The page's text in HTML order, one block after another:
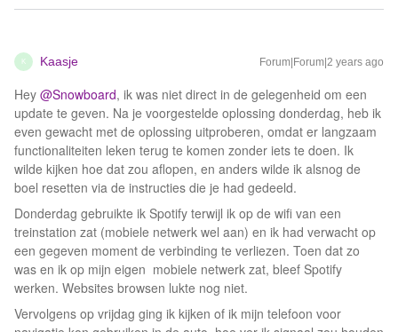
K Kaasje Forum|Forum|2 years ago
Hey @Snowboard, ik was niet direct in de gelegenheid om een
update te geven. Na je voorgestelde oplossing donderdag, heb ik
even gewacht met de oplossing uitproberen, omdat er langzaam
functionaliteiten leken terug te komen zonder iets te doen. Ik
wilde kijken hoe dat zou aflopen, en anders wilde ik alsnog de
boel resetten via de instructies die je had gedeeld.
Donderdag gebruikte ik Spotify terwijl ik op de wifi van een
treinstation zat (mobiele netwerk wel aan) en ik had verwacht op
een gegeven moment de verbinding te verliezen. Toen dat zo
was en ik op mijn eigen mobiele netwerk zat, bleef Spotify
werken. Websites browsen lukte nog niet.
Vervolgens op vrijdag ging ik kijken of ik mijn telefoon voor